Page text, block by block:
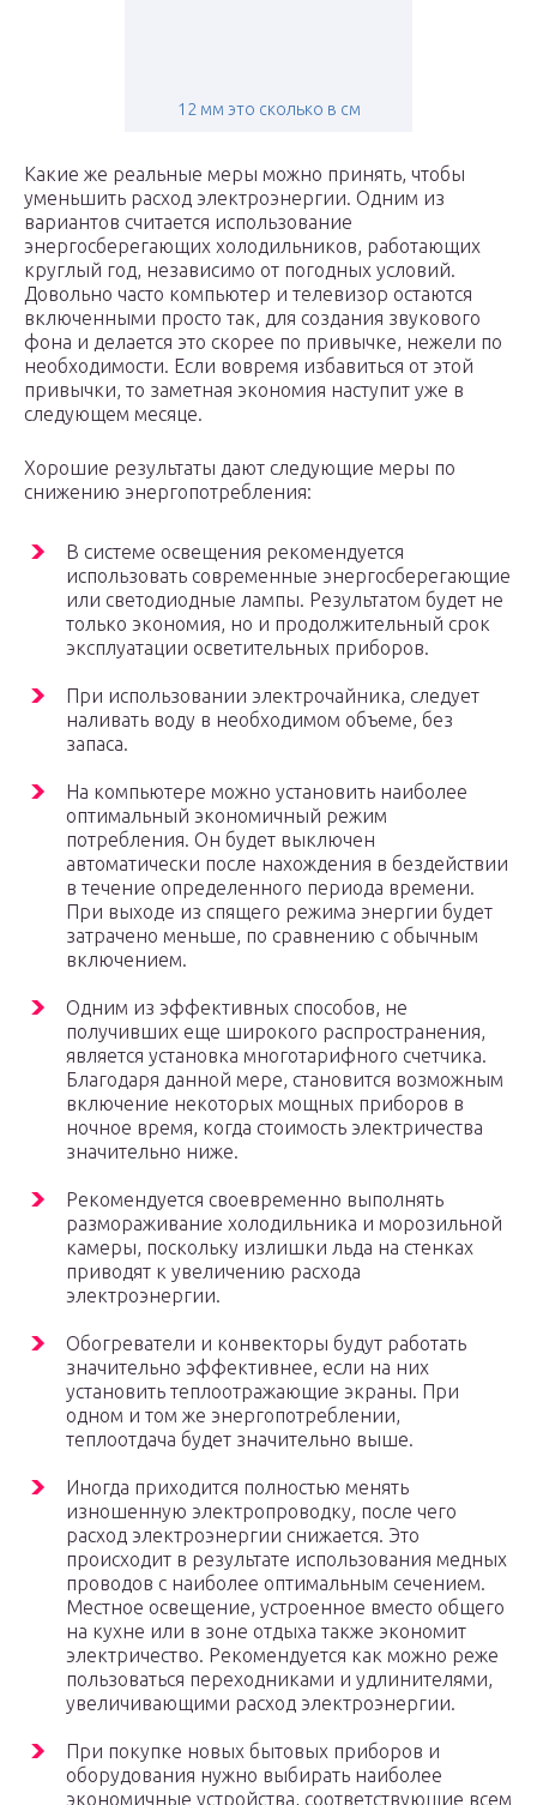
12 мм это сколько в см
Какие же реальные меры можно принять, чтобы
уменьшить расход электроэнергии. Одним из
вариантов считается использование
энергосберегающих холодильников, работающих
круглый год, независимо от погодных условий.
Довольно часто компьютер и телевизор остаются
включенными просто так, для создания звукового
фона и делается это скорее по привычке, нежели по
необходимости. Если вовремя избавиться от этой
привычки, то заметная экономия наступит уже в
следующем месяце.
Хорошие результаты дают следующие меры по
снижению энергопотребления:
В системе освещения рекомендуется
использовать современные энергосберегающие
или светодиодные лампы. Результатом будет не
только экономия, но и продолжительный срок
эксплуатации осветительных приборов.
При использовании электрочайника, следует
наливать воду в необходимом объеме, без
запаса.
На компьютере можно установить наиболее
оптимальный экономичный режим
потребления. Он будет выключен
автоматически после нахождения в бездействии
в течение определенного периода времени.
При выходе из спящего режима энергии будет
затрачено меньше, по сравнению с обычным
включением.
Одним из эффективных способов, не
получивших еще широкого распространения,
является установка многотарифного счетчика.
Благодаря данной мере, становится возможным
включение некоторых мощных приборов в
ночное время, когда стоимость электричества
значительно ниже.
Рекомендуется своевременно выполнять
размораживание холодильника и морозильной
камеры, поскольку излишки льда на стенках
приводят к увеличению расхода
электроэнергии.
Обогреватели и конвекторы будут работать
значительно эффективнее, если на них
установить теплоотражающие экраны. При
одном и том же энергопотреблении,
теплоотдача будет значительно выше.
Иногда приходится полностью менять
изношенную электропроводку, после чего
расход электроэнергии снижается. Это
происходит в результате использования медных
проводов с наиболее оптимальным сечением.
Местное освещение, устроенное вместо общего
на кухне или в зоне отдыха также экономит
электричество. Рекомендуется как можно реже
пользоваться переходниками и удлинителями,
увеличивающими расход электроэнергии.
При покупке новых бытовых приборов и
оборудования нужно выбирать наиболее
экономичные устройства, соответствующие всем